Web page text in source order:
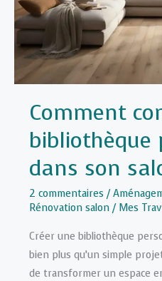
Comment
bibliothèque
dans son
2 commentaires /
Rénovation salon / Mes
Créer une bibliothèque
bien plus qu’un simple
de transformer un espace